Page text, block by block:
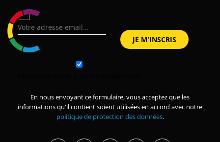
En nous envoyant ce formulaire, vous acceptez que les
informations qu'il contient soient utilisées en accord avec notre
politique de protection des données.